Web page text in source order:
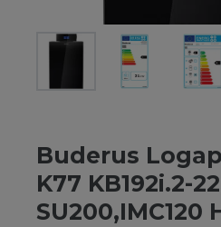
Buderus
K77 KB192i.2-
SU200,IMC120